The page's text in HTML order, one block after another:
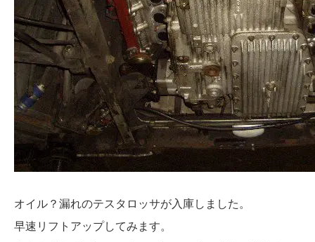
オイル？漏れのテスタロッサが入庫しました。
早速リフトアップしてみます。